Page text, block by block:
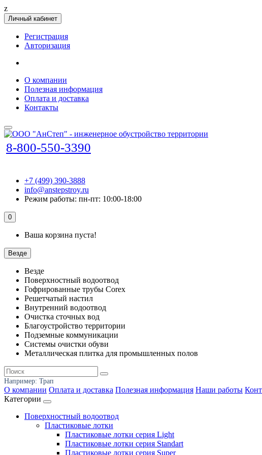
z
Личный кабинет
Регистрация
Авторизация
О компании
Полезная информация
Оплата и доставка
Контакты
8-800-550-3390
+7 (499) 390-3888
info@anstepstroy.ru
Режим работы: пн-пт: 10:00-18:00
0
Ваша корзина пуста!
Везде
Везде
Поверхностный водоотвод
Гофрированные трубы Corex
Решетчатый настил
Внутренний водоотвод
Очистка сточных вод
Благоустройство территории
Подземные коммуникации
Системы очистки обуви
Металлическая плитка для промышленных полов
Например: Трап
О компании Оплата и доставка Полезная информация Наши работы
Категории
Поверхностный водоотвод
Пластиковые лотки
Пластиковые лотки серия Light
Пластиковые лотки серия Standart
Пластиковые лотки серия Super